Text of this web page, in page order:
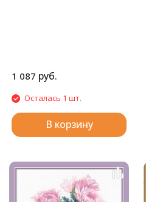
1 087 руб.
Осталась 1 шт.
В корзину